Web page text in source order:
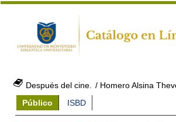
Después del cine.
/ Homero Alsina
Público
ISBD